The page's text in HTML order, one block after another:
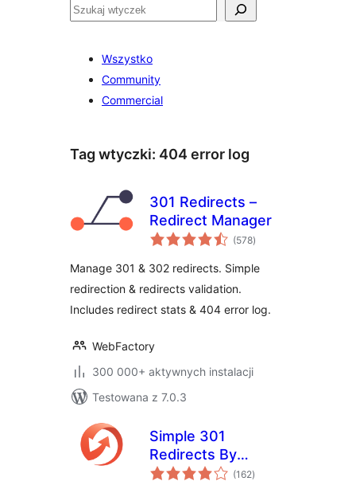
Szukaj
Wszystko
Community
Commercial
Tag wtyczki: 404 error log
301 Redirects –
Redirect Manager
(578wszystkich
ocen
)
Manage 301 & 302 redirects. Simple
redirection & redirects validation.
Includes redirect stats & 404 error log.
WebFactory
300 000+ aktywnych instalacji
Testowana z 7.0.3
Simple 301
Redirects By
BetterLinks – Easy
(162wszystkich
ocen
)